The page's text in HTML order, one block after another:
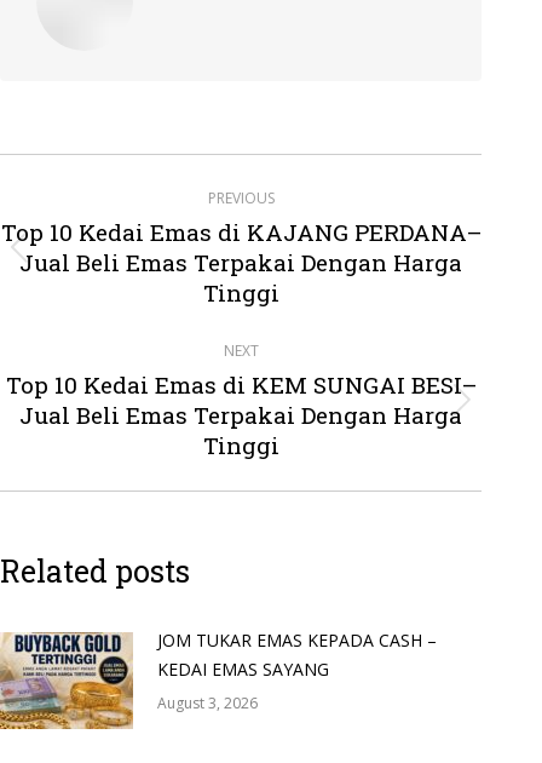
navigation
PREVIOUS
Previous
post:
Top 10 Kedai Emas di KAJANG PERDANA–
Jual Beli Emas Terpakai Dengan Harga
Tinggi
NEXT
Next
post:
Top 10 Kedai Emas di KEM SUNGAI BESI–
Jual Beli Emas Terpakai Dengan Harga
Tinggi
Related posts
JOM TUKAR EMAS KEPADA CASH –
KEDAI EMAS SAYANG
August 3, 2026